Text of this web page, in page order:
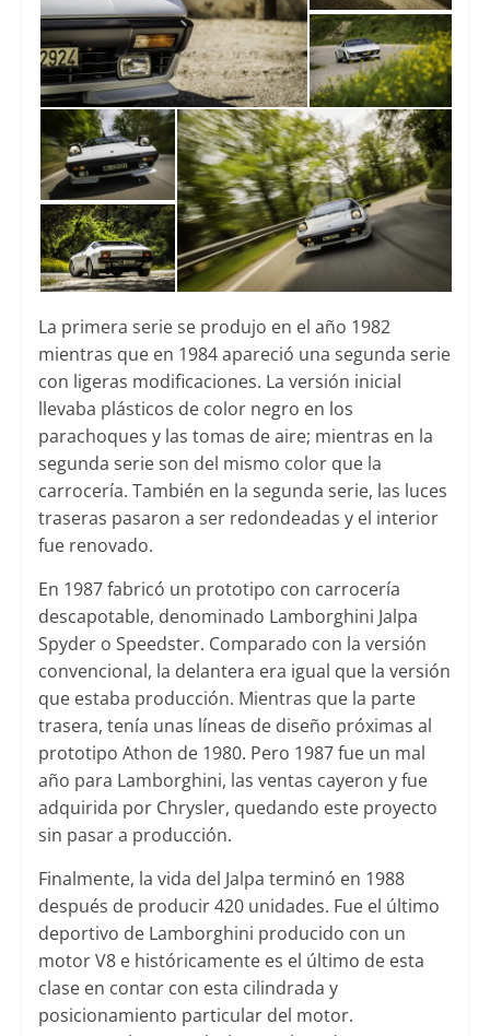
La primera serie se produjo en el año 1982
mientras que en 1984 apareció una segunda serie
con ligeras modificaciones. La versión inicial
llevaba plásticos de color negro en los
parachoques y las tomas de aire; mientras en la
segunda serie son del mismo color que la
carrocería. También en la segunda serie, las luces
traseras pasaron a ser redondeadas y el interior
fue renovado.
En 1987 fabricó un prototipo con carrocería
descapotable, denominado Lamborghini Jalpa
Spyder o Speedster. Comparado con la versión
convencional, la delantera era igual que la versión
que estaba producción. Mientras que la parte
trasera, tenía unas líneas de diseño próximas al
prototipo Athon de 1980. Pero 1987 fue un mal
año para Lamborghini, las ventas cayeron y fue
adquirida por Chrysler, quedando este proyecto
sin pasar a producción.
Finalmente, la vida del Jalpa terminó en 1988
después de producir 420 unidades. Fue el último
deportivo de Lamborghini producido con un
motor V8 e históricamente es el último de esta
clase en contar con esta cilindrada y
posicionamiento particular del motor.